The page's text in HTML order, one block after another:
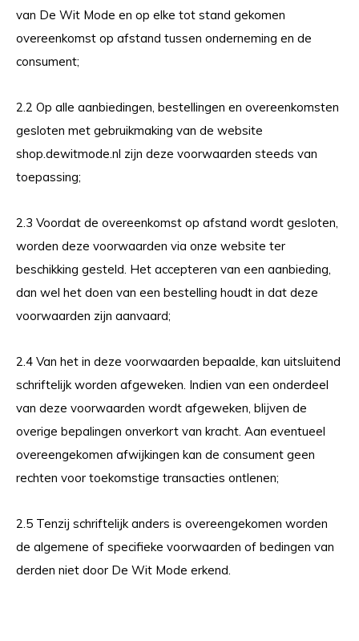
van De Wit Mode en op elke tot stand gekomen
overeenkomst op afstand tussen onderneming en de
consument;
2.2 Op alle aanbiedingen, bestellingen en overeenkomsten
gesloten met gebruikmaking van de website
shop.dewitmode.nl zijn deze voorwaarden steeds van
toepassing;
2.3 Voordat de overeenkomst op afstand wordt gesloten,
worden deze voorwaarden via onze website ter
beschikking gesteld. Het accepteren van een aanbieding,
dan wel het doen van een bestelling houdt in dat deze
voorwaarden zijn aanvaard;
2.4 Van het in deze voorwaarden bepaalde, kan uitsluitend
schriftelijk worden afgeweken. Indien van een onderdeel
van deze voorwaarden wordt afgeweken, blijven de
overige bepalingen onverkort van kracht. Aan eventueel
overeengekomen afwijkingen kan de consument geen
rechten voor toekomstige transacties ontlenen;
2.5 Tenzij schriftelijk anders is overeengekomen worden
de algemene of specifieke voorwaarden of bedingen van
derden niet door De Wit Mode erkend.